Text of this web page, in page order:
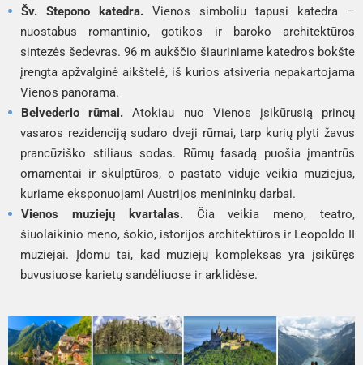
Šv. Stepono katedra. Vienos simboliu tapusi katedra –
nuostabus romantinio, gotikos ir baroko architektūros
sintezės šedevras. 96 m aukščio šiauriniame katedros bokšte
įrengta apžvalginė aikštelė, iš kurios atsiveria nepakartojama
Vienos panorama.
Belvederio rūmai.Atokiau nuo Vienos įsikūrusią princų
vasaros rezidenciją sudaro dveji rūmai, tarp kurių plyti žavus
prancūziško stiliaus sodas. Rūmų fasadą puošia įmantrūs
ornamentai ir skulptūros, o pastato viduje veikia muziejus,
kuriame eksponuojami Austrijos menininkų darbai.
Vienos muziejų kvartalas. Čia veikia meno, teatro,
šiuolaikinio meno, šokio, istorijos architektūros ir Leopoldo II
muziejai. Įdomu tai, kad muziejų kompleksas yra įsikūręs
buvusiuose karietų sandėliuose ir arklidėse.